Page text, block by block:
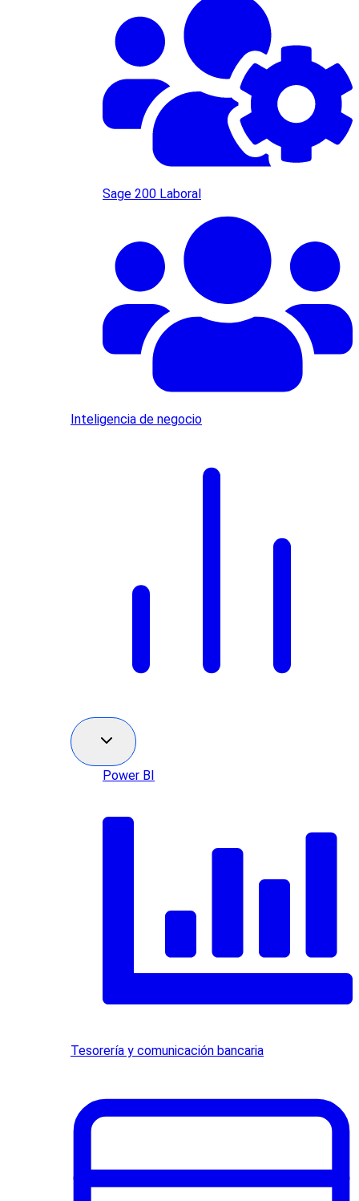
Sage 200 Laboral
Inteligencia de negocio
Power BI
Tesorería y comunicación bancaria